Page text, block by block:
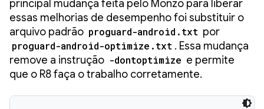
principal mudança feita pelo Monzo para liberar
essas melhorias de desempenho foi substituir o
arquivo padrão proguard-android.txt por
proguard-android-optimize.txt . Essa mudança
remove a instrução -dontoptimize e permite
que o R8 faça o trabalho corretamente.